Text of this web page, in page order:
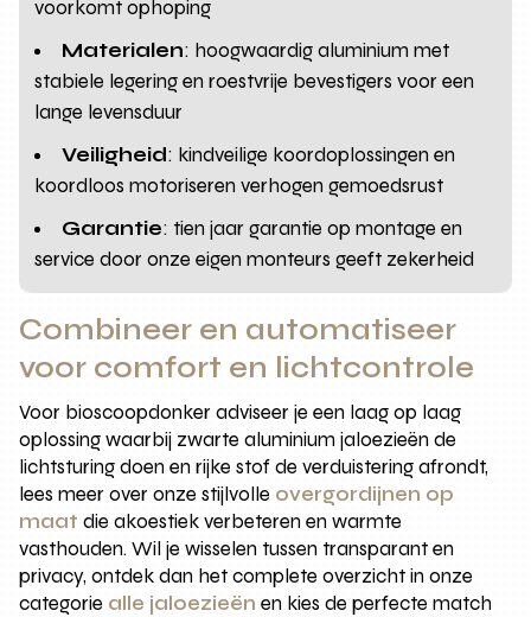
voorkomt ophoping
Materialen: hoogwaardig aluminium met
stabiele legering en roestvrije bevestigers voor een
lange levensduur
Veiligheid: kindveilige koordoplossingen en
koordloos motoriseren verhogen gemoedsrust
Garantie: tien jaar garantie op montage en
service door onze eigen monteurs geeft zekerheid
Combineer en automatiseer
voor comfort en lichtcontrole
Voor bioscoopdonker adviseer je een laag op laag
oplossing waarbij zwarte aluminium jaloezieën de
lichtsturing doen en rijke stof de verduistering afrondt,
lees meer over onze stijlvolle overgordijnen op
maat die akoestiek verbeteren en warmte
vasthouden. Wil je wisselen tussen transparant en
privacy, ontdek dan het complete overzicht in onze
categorie alle jaloezieën en kies de perfecte match